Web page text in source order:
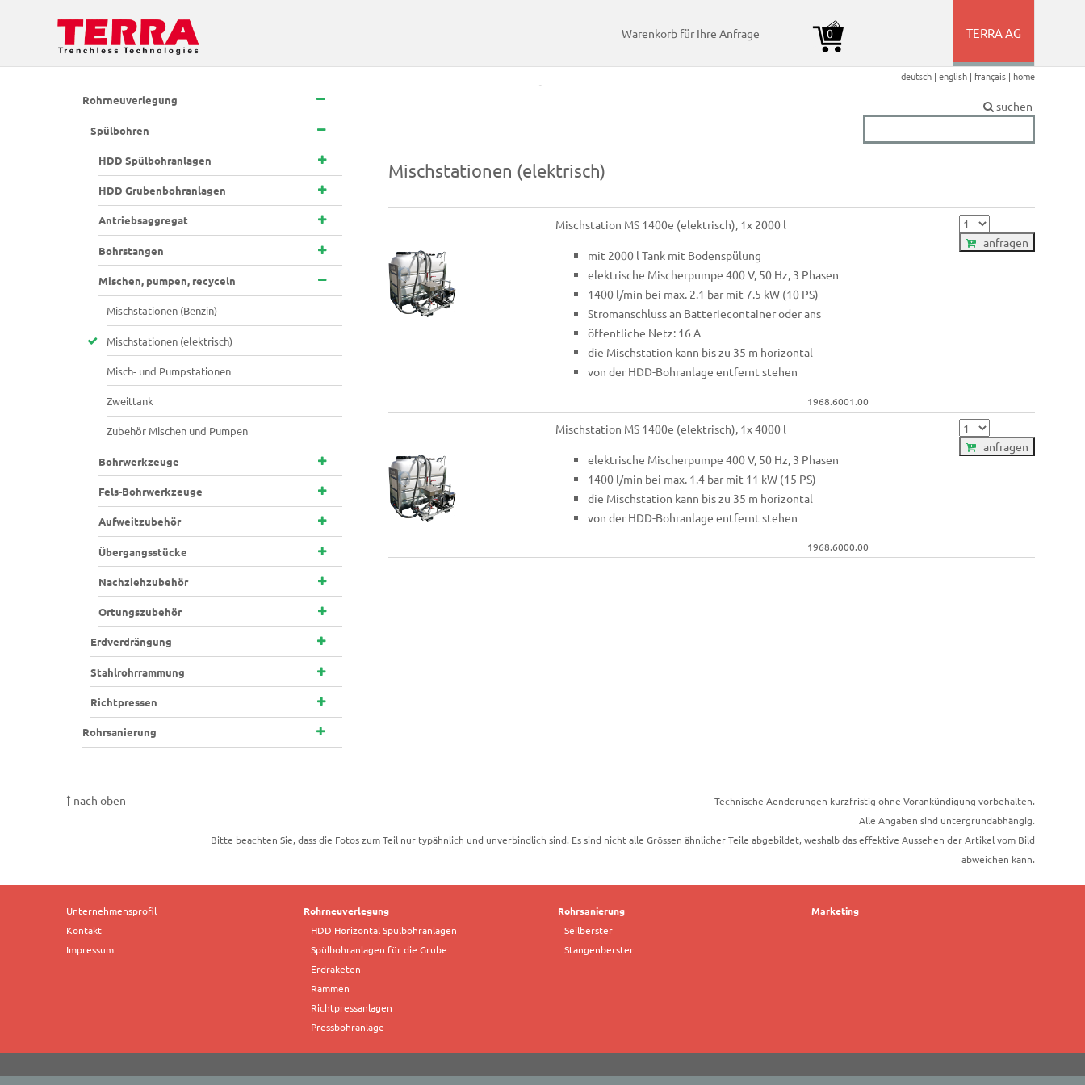
Warenkorb für Ihre Anfrage 0 TERRA AG
deutsch | english | français | home
Rohrneuverlegung
Spülbohren
HDD Spülbohranlagen
HDD Grubenbohranlagen
Antriebsaggregat
Bohrstangen
Mischen, pumpen, recyceln
Mischstationen (Benzin)
Mischstationen (elektrisch)
Misch- und Pumpstationen
Zweittank
Zubehör Mischen und Pumpen
Bohrwerkzeuge
Fels-Bohrwerkzeuge
Aufweitzubehör
Übergangsstücke
Nachziehzubehör
Ortungszubehör
Erdverdrängung
Stahlrohrrammung
Richtpressen
Rohrsanierung
suchen
Mischstationen (elektrisch)
Mischstation MS 1400e (elektrisch), 1x 2000 l
mit 2000 l Tank mit Bodenspülung
elektrische Mischerpumpe 400 V, 50 Hz, 3 Phasen
1400 l/min bei max. 2.1 bar mit 7.5 kW (10 PS)
Stromanschluss an Batteriecontainer oder ans
öffentliche Netz: 16 A
die Mischstation kann bis zu 35 m horizontal
von der HDD-Bohranlage entfernt stehen
1968.6001.00
anfragen
Mischstation MS 1400e (elektrisch), 1x 4000 l
elektrische Mischerpumpe 400 V, 50 Hz, 3 Phasen
1400 l/min bei max. 1.4 bar mit 11 kW (15 PS)
die Mischstation kann bis zu 35 m horizontal
von der HDD-Bohranlage entfernt stehen
1968.6000.00
anfragen
nach oben
Technische Aenderungen kurzfristig ohne Vorankündigung vorbehalten.
Alle Angaben sind untergrundabhängig.
Bitte beachten Sie, dass die Fotos zum Teil nur typähnlich und unverbindlich sind. Es sind nicht alle Grössen ähnlicher Teile abgebildet, weshalb das effektive Aussehen der Artikel vom Bild
abweichen kann.
Unternehmensprofil
Kontakt
Impressum
Rohrneuverlegung
HDD Horizontal Spülbohranlagen
Spülbohranlagen für die Grube
Erdraketen
Rammen
Richtpressanlagen
Pressbohranlage
Rohrsanierung
Seilberster
Stangenberster
Marketing